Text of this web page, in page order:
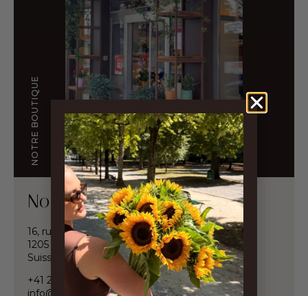
NOTRE BOUTIQUE
Notre Boutique
16, rue du Conseil-général
1205 Genève
Suisse
+41 22 320 10 23
info@wuillemin-fleuristes.ch